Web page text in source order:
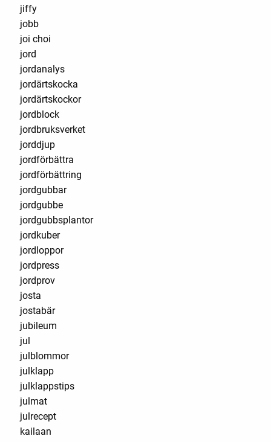
jiffy
jobb
joi choi
jord
jordanalys
jordärtskocka
jordärtskockor
jordblock
jordbruksverket
jorddjup
jordförbättra
jordförbättring
jordgubbar
jordgubbe
jordgubbsplantor
jordkuber
jordloppor
jordpress
jordprov
josta
jostabär
jubileum
jul
julblommor
julklapp
julklappstips
julmat
julrecept
kailaan